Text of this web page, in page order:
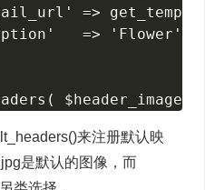
=>
=> 'Flower',
来注册默认映
是默认的图像，而